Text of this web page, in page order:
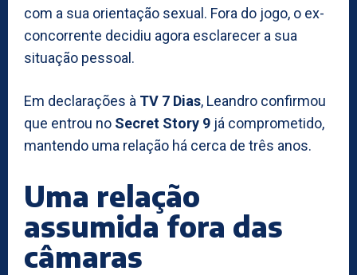
com a sua orientação sexual. Fora do jogo, o ex-
concorrente decidiu agora esclarecer a sua
situação pessoal.
Em declarações à TV 7 Dias, Leandro confirmou
que entrou no Secret Story 9 já comprometido,
mantendo uma relação há cerca de três anos.
Uma relação
assumida fora das
câmaras